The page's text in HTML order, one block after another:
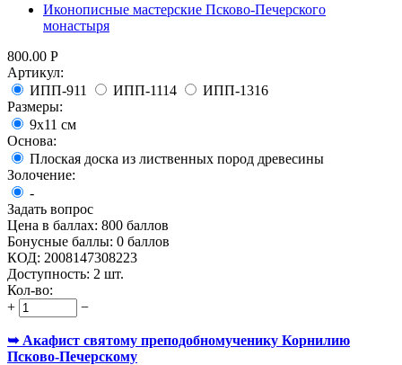
Иконописные мастерские Псково-Печерского
монастыря
800.00 Р
Артикул:
ИПП-911
ИПП-1114
ИПП-1316
Размеры:
9х11 см
Основа:
Плоская доска из лиственных пород древесины
Золочение:
-
Задать вопрос
Цена в баллах: 800 баллов
Бонусные баллы: 0 баллов
КОД: 2008147308223
Доступность: 2 шт.
Кол-во:
+
−
➥ Акафист святому преподобномученику Корнилию
Псково-Печерскому